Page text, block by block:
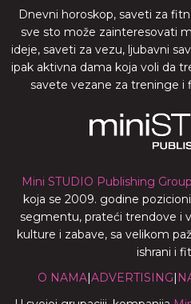
Dnevni horoskop, saveti za
sve sto može zainteresovati
ideje, saveti za vezu, ljubavni
ipak aktivna dama koja voli da
savete vezane za treninge i
Mini STUDIO Publishing
koja se 2009. godine
segmentu, prateći trendove i
kulture i zabave, sa velikom
ishrani i
O NAMA|ADVERTISING|